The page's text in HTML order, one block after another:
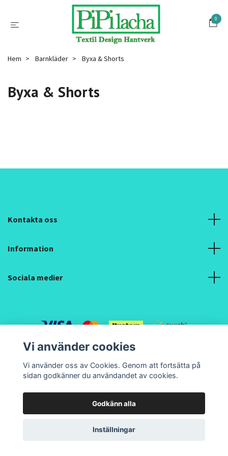
0
Hem Barnkläder Byxa & Shorts
Byxa & Shorts
Kontakta oss
Information
Sociala medier
© 2026 Pipilacha Textil Design och Hantverk
Vi använder cookies
Vi använder oss av Cookies. Genom att fortsätta på
sidan godkänner du användandet av cookies.
Godkänn alla
Inställningar